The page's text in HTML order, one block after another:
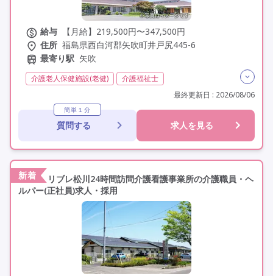
給与
【月給】219,500円〜347,500円
住所 福島県西白河郡矢吹町井戸尻445-6
最寄り駅 矢吹
介護老人保健施設(老健)
介護福祉士
初任者研修(ヘルパー2級)
残業月20時間以内 残業ほぼなし
常勤
社会保険完備
交通費支給
定年60歳以上
最終更新日 : 2026/08/06
簡単１分
質問する 求人を見る
新着
リブレ松川24時間訪問介護看護事業所の介護職員・ヘ
ルパー(正社員)求人・採用